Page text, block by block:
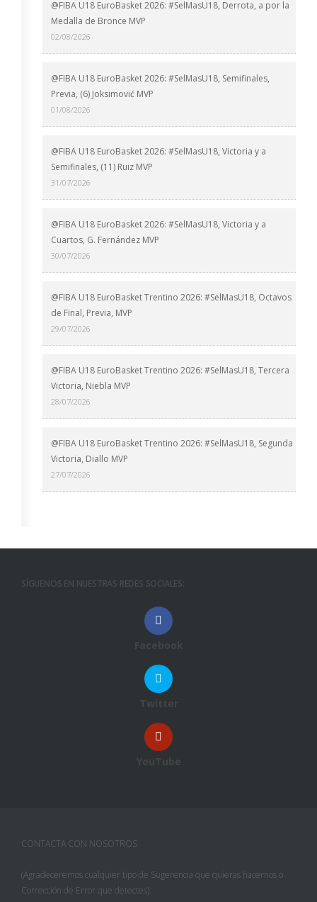
@FIBA U18 EuroBasket 2026: #SelMasU18, Derrota, a por la
Medalla de Bronce MVP
02/08/2026
@FIBA U18 EuroBasket 2026: #SelMasU18, Semifinales,
Previa, (6) Joksimović MVP
01/08/2026
@FIBA U18 EuroBasket 2026: #SelMasU18, Victoria y a
Semifinales, (11) Ruiz MVP
31/07/2026
@FIBA U18 EuroBasket 2026: #SelMasU18, Victoria y a
Cuartos, G. Fernández MVP
30/07/2026
@FIBA U18 EuroBasket Trentino 2026: #SelMasU18, Octavos
de Final, Previa, MVP
29/07/2026
@FIBA U18 EuroBasket Trentino 2026: #SelMasU18, Tercera
Victoria, Niebla MVP
28/07/2026
@FIBA U18 EuroBasket Trentino 2026: #SelMasU18, Segunda
Victoria, Diallo MVP
27/07/2026
SÍGUENOS EN NUESTRAS REDES SOCIALES:
Facebook
Twitter
YouTube
CONTACTA CON NOSOTROS
(Agradeceremos cualquier tipo de Sugerencia que quieras hacernos o
Corrección de Error que detectes):